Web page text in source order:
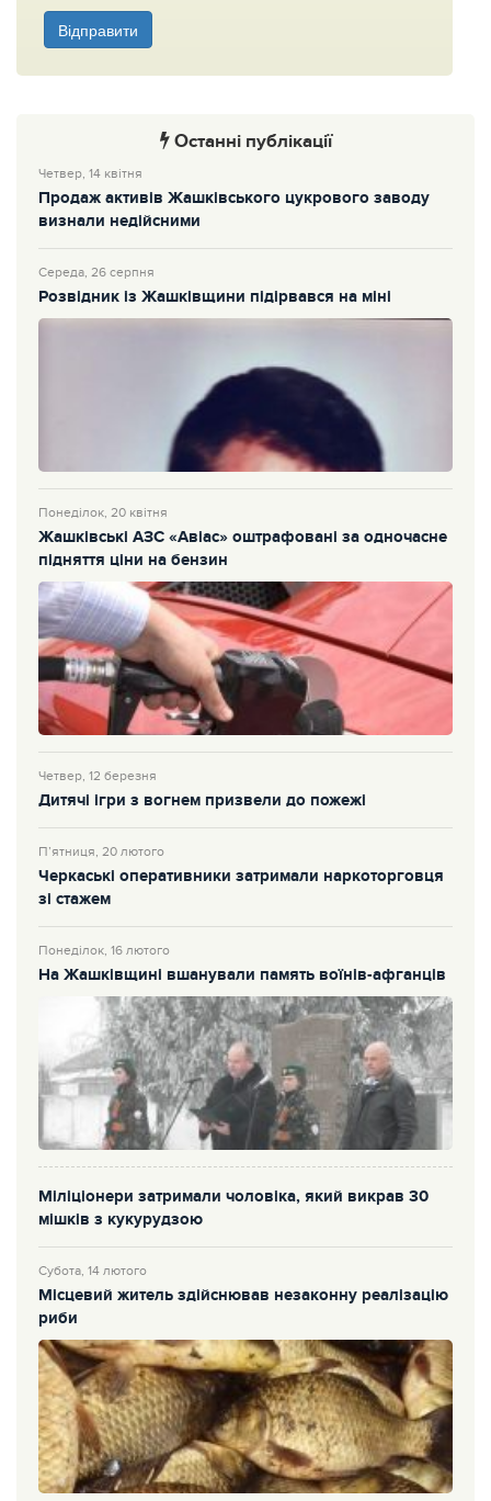
Відправити
Останні публікації
Четвер, 14 квітня
Продаж активів Жашківського цукрового заводу
визнали недійсними
Середа, 26 серпня
Розвідник із Жашківщини підірвався на міні
Понеділок, 20 квітня
Жашківські АЗС «Авіас» оштрафовані за одночасне
підняття ціни на бензин
Четвер, 12 березня
Дитячі ігри з вогнем призвели до пожежі
П’ятниця, 20 лютого
Черкаські оперативники затримали наркоторговця
зі стажем
Понеділок, 16 лютого
На Жашківщині вшанували память воїнів-афганців
Міліціонери затримали чоловіка, який викрав 30
мішків з кукурудзою
Субота, 14 лютого
Місцевий житель здійснював незаконну реалізацію
риби